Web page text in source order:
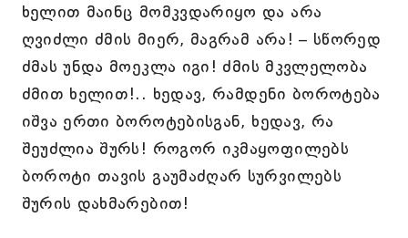
ხელით მაინც მომკვდარიყო და არა
ღვიძლი ძმის მიერ, მაგრამ არა! – სწორედ
ძმას უნდა მოეკლა იგი! ძმის მკვლელობა
ძმით ხელით!.. ხედავ, რამდენი ბოროტება
იშვა ერთი ბოროტებისგან, ხედავ, რა
შეუძლია შურს! როგორ იკმაყოფილებს
ბოროტი თავის გაუმაძღარ სურვილებს
შურის დახმარებით!